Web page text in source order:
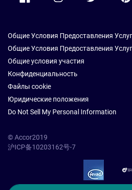
Общие Условия Предоставления Услуг
Общие Условия Предоставления
Общие условия участия
Конфиденциальность
Файлы cookie
Юридические положения
Do Not Sell My Personal Information
© Accor2019
沪ICP备10203162号-7